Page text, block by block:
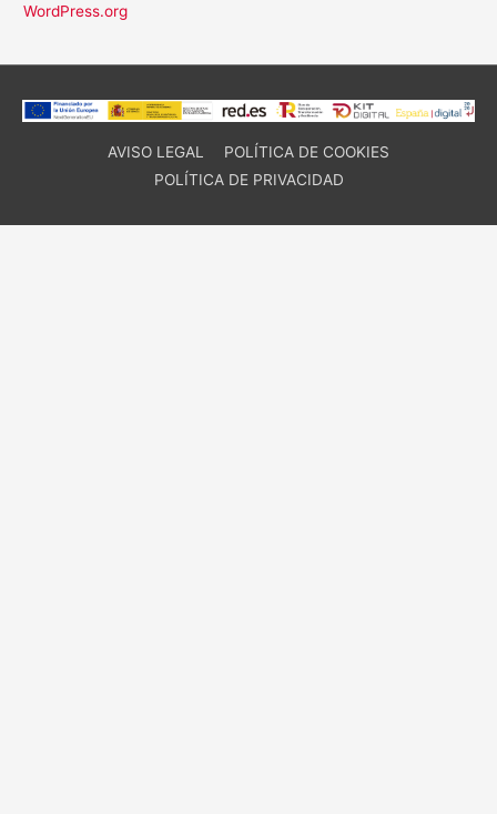
WordPress.org
AVISO LEGAL
POLÍTICA DE COOKIES
POLÍTICA DE PRIVACIDAD